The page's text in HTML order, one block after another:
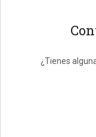
¿Tienes